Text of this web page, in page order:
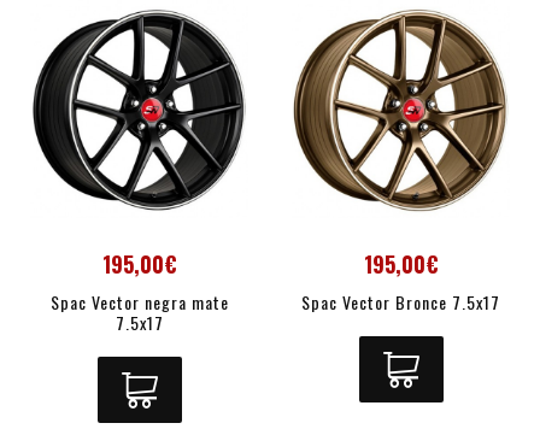
195,00€
Spac Vector negra mate
7.5x17
195,00€
Spac Vector Bronce 7.5x17